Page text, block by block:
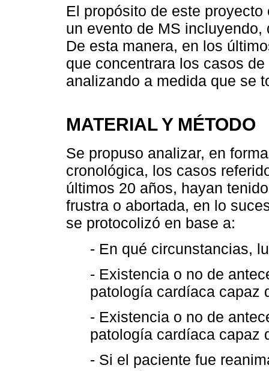
El propósito de este
un evento de MS
De esta manera, en los
que concentrara los casos
analizando a medida que se
MATERIAL Y MÉTODO
Se propuso analizar, en
cronológica, los casos
últimos 20 años, hayan
frustra o abortada, en lo
se protocolizó en base a:
- En qué circunstancias,
- Existencia o no de
patología cardíaca capaz
- Existencia o no de
patología cardíaca capaz
- Si el paciente fue